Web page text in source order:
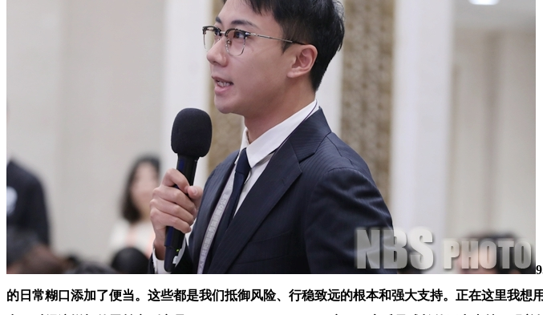
的日常糊口添加了便当。这些都是我们抵御风险、行稳致远的根本和强大支持。正在这里我